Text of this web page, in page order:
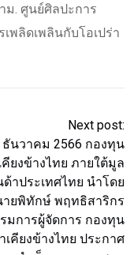
. ศูนย์ศิลปะการ
พลิดเพลินกับโอเปร่า
Next post:
ธันวาคม 2566 กองทุน
ยงข้างไทย ภายใต้มูล
าประเทศไทย นำโดย
ายพิทักษ์ พฤทธิสาริกร
มการผู้จัดการ กองทุน
เคียงข้างไทย ประกาศ